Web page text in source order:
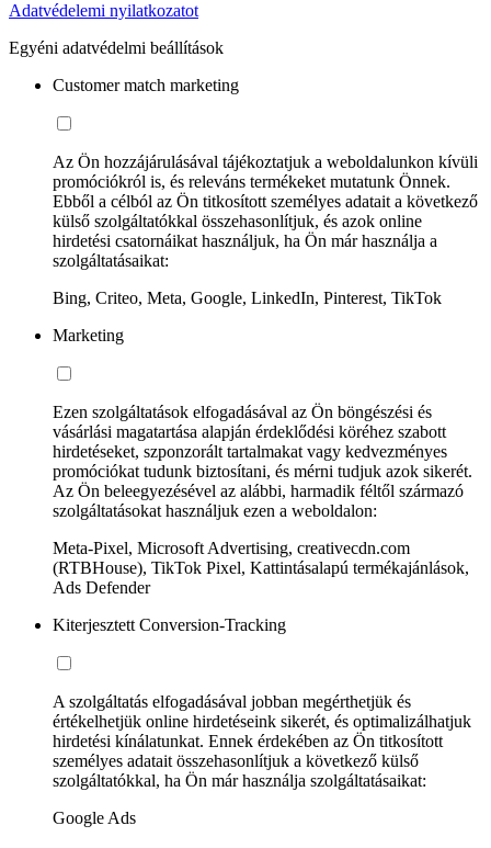
Adatvédelemi nyilatkozatot
Egyéni adatvédelmi beállítások
Customer match marketing
Az Ön hozzájárulásával tájékoztatjuk a weboldalunkon kívüli
promóciókról is, és releváns termékeket mutatunk Önnek.
Ebből a célból az Ön titkosított személyes adatait a következő
külső szolgáltatókkal összehasonlítjuk, és azok online
hirdetési csatornáikat használjuk, ha Ön már használja a
szolgáltatásaikat:
Bing, Criteo, Meta, Google, LinkedIn, Pinterest, TikTok
Marketing
Ezen szolgáltatások elfogadásával az Ön böngészési és
vásárlási magatartása alapján érdeklődési köréhez szabott
hirdetéseket, szponzorált tartalmakat vagy kedvezményes
promóciókat tudunk biztosítani, és mérni tudjuk azok sikerét.
Az Ön beleegyezésével az alábbi, harmadik féltől származó
szolgáltatásokat használjuk ezen a weboldalon:
Meta-Pixel, Microsoft Advertising, creativecdn.com
(RTBHouse), TikTok Pixel, Kattintásalapú termékajánlások,
Ads Defender
Kiterjesztett Conversion-Tracking
A szolgáltatás elfogadásával jobban megérthetjük és
értékelhetjük online hirdetéseink sikerét, és optimalizálhatjuk
hirdetési kínálatunkat. Ennek érdekében az Ön titkosított
személyes adatait összehasonlítjuk a következő külső
szolgáltatókkal, ha Ön már használja szolgáltatásaikat:
Google Ads